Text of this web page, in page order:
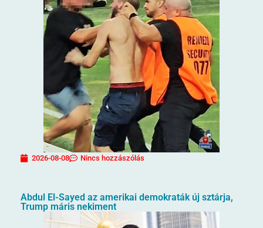
2026-08-08 Nincs hozzászólás
Abdul El-Sayed az amerikai demokraták új sztárja,
Trump máris nekiment